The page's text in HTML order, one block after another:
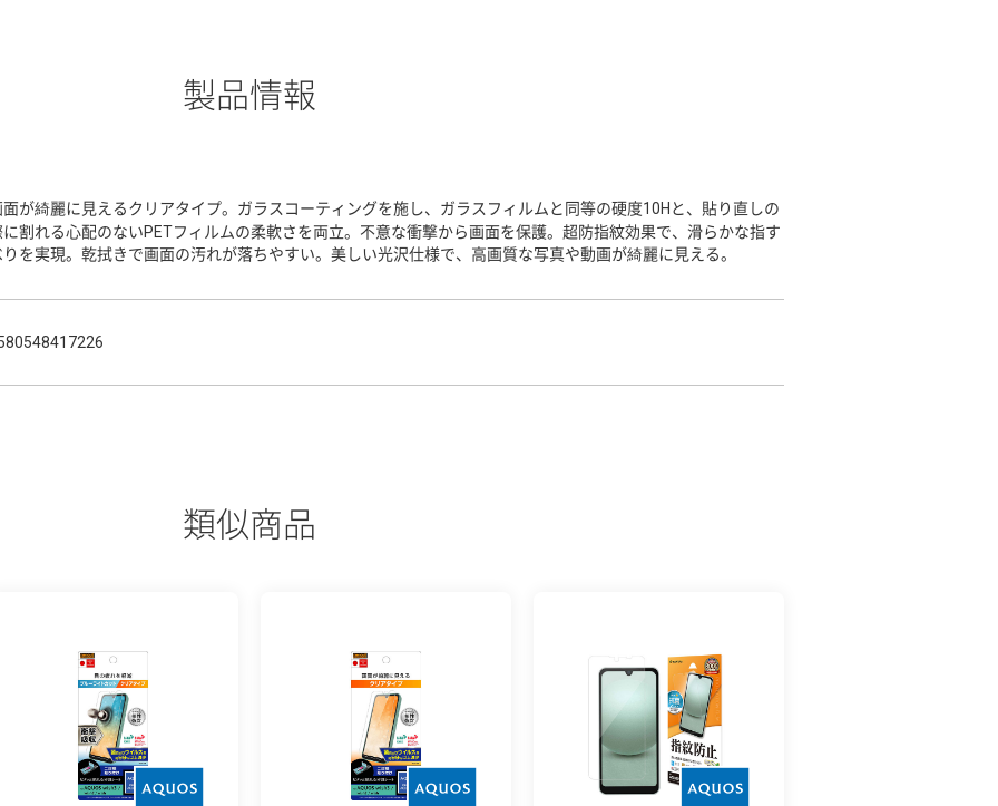
製品情報
面が綺麗に見えるクリアタイプ。ガラスコーティングを施し、ガラスフィルムと同等の硬度10Hと、貼り直しの
に割れる心配のないPETフィルムの柔軟さを両立。不意な衝撃から画面を保護。超防指紋効果で、滑らかな指す
りを実現。乾拭きで画面の汚れが落ちやすい。美しい光沢仕様で、高画質な写真や動画が綺麗に見える。
類似商品